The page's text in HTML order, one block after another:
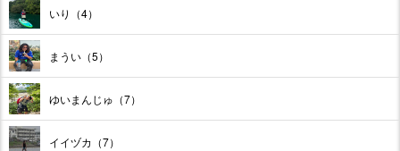
いり（4）
まうい（5）
ゆいまんじゅ（7）
イイヅカ（7）